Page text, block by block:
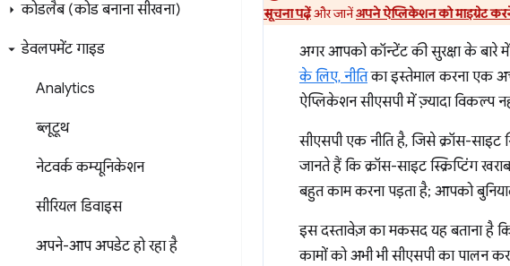
कोडलैब (कोड बनाना सीखना)
डेवलपमेंट गाइड
Analytics
ब्लूटूथ
नेटवर्क कम्यूनिकेशन
सीरियल डिवाइस
अपने-आप अपडेट हो रहा है
सूचना पढ़ेंऔर जानेंअपने ऐप्लिकेशन को माइग्रेट
अगर आपको कॉन्टेंट की सुरक्षा के बारे में
के लिए, नीतिका इस्तेमाल करना एक
ऐप्लिकेशन सीएसपी में ज़्यादा विकल्प
सीएसपी एक नीति है, जिसे क्रॉस-
जानते हैं कि क्रॉस-साइट स्क्रिप्टिंग
बहुत काम करना पड़ता है; आपको
इस दस्तावेज़ का मकसद यह बताना है
कामों को अभी भी सीएसपी का पालन